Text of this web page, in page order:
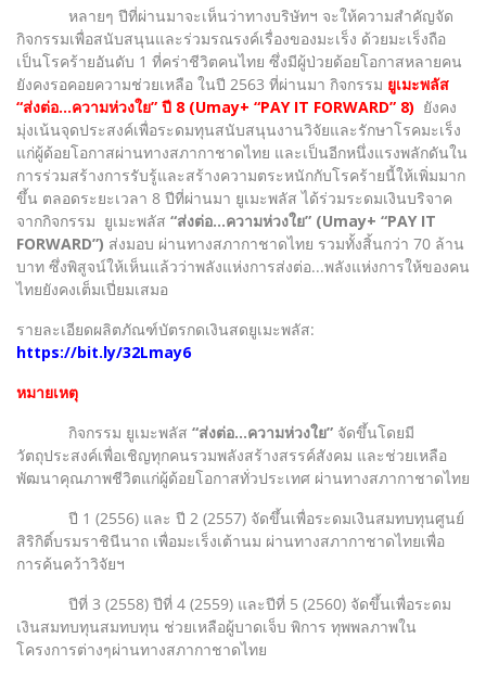
หลายๆ ปีที่ผ่านมาจะเห็นว่าทางบริษัทฯ จะให้ความสำคัญจัด
กิจกรรมเพื่อสนับสนุนและร่วมรณรงค์เรื่องของมะเร็ง ด้วยมะเร็งถือ
เป็นโรคร้ายอันดับ 1 ที่คร่าชีวิตคนไทย ซึ่งมีผู้ป่วยด้อยโอกาสหลายคน
ยังคงรอคอยความช่วยเหลือ ในปี 2563 ที่ผ่านมา กิจกรรม ยูเมะพลัส
“ส่งต่อ...ความห่วงใย” ปี 8 (Umay+ “PAY IT FORWARD” 8) ยังคง
มุ่งเน้นจุดประสงค์เพื่อระดมทุนสนับสนุนงานวิจัยและรักษาโรคมะเร็ง
แก่ผู้ด้อยโอกาสผ่านทางสภากาชาดไทย และเป็นอีกหนึ่งแรงพลักดันใน
การร่วมสร้างการรับรู้และสร้างความตระหนักกับโรคร้ายนี้ให้เพิ่มมาก
ขึ้น ตลอดระยะเวลา 8 ปีที่ผ่านมา ยูเมะพลัส ได้ร่วมระดมเงินบริจาค
จากกิจกรรม ยูเมะพลัส “ส่งต่อ...ความห่วงใย” (Umay+ “PAY IT
FORWARD”) ส่งมอบ ผ่านทางสภากาชาดไทย รวมทั้งสิ้นกว่า 70 ล้าน
บาท ซึ่งพิสูจน์ให้เห็นแล้วว่าพลังแห่งการส่งต่อ...พลังแห่งการให้ของคน
ไทยยังคงเต็มเปี่ยมเสมอ
รายละเอียดผลิตภัณฑ์บัตรกดเงินสดยูเมะพลัส:
https://bit.ly/32Lmay6
หมายเหตุ
กิจกรรม ยูเมะพลัส “ส่งต่อ...ความห่วงใย” จัดขึ้นโดยมี
วัตถุประสงค์เพื่อเชิญทุกคนรวมพลังสร้างสรรค์สังคม และช่วยเหลือ
พัฒนาคุณภาพชีวิตแก่ผู้ด้อยโอกาสทั่วประเทศ ผ่านทางสภากาชาดไทย
ปี 1 (2556) และ ปี 2 (2557) จัดขึ้นเพื่อระดมเงินสมทบทุนศูนย์
สิริกิติ์บรมราชินีนาถ เพื่อมะเร็งเต้านม ผ่านทางสภากาชาดไทยเพื่อ
การค้นคว้าวิจัยฯ
ปีที่ 3 (2558) ปีที่ 4 (2559) และปีที่ 5 (2560) จัดขึ้นเพื่อระดม
เงินสมทบทุนสมทบทุน ช่วยเหลือผู้บาดเจ็บ พิการ ทุพพลภาพใน
โครงการต่างๆผ่านทางสภากาชาดไทย